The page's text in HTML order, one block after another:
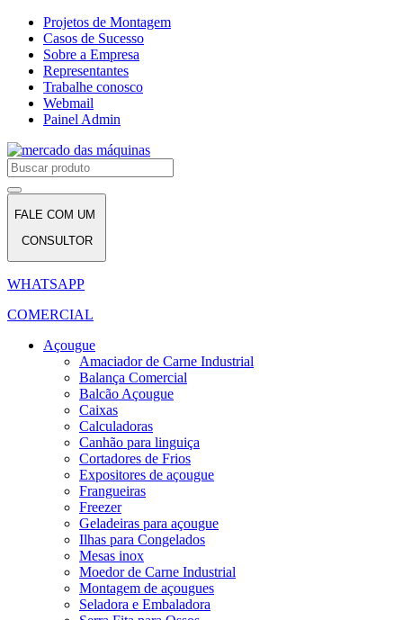
Projetos de Montagem
Casos de Sucesso
Sobre a Empresa
Representantes
Trabalhe conosco
Webmail
Painel Admin
FALE COM UM
CONSULTOR
WHATSAPP
COMERCIAL
Açougue
Amaciador de Carne Industrial
Balança Comercial
Balcão Açougue
Caixas
Calculadoras
Canhão para linguiça
Cortadores de Frios
Expositores de açougue
Frangueiras
Freezer
Geladeiras para açougue
Ilhas para Congelados
Mesas inox
Moedor de Carne Industrial
Montagem de açougues
Seladora e Embaladora